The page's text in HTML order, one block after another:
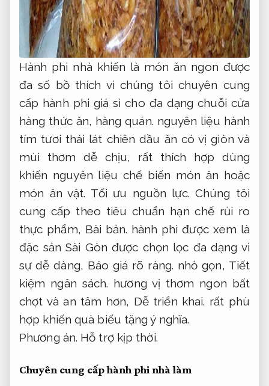
Hành phi nhà khiến là món ăn ngon được
đa số bồ thích vì chúng tôi chuyên cung
cấp hành phi giá sỉ cho đa dạng chuỗi cửa
hàng thức ăn, hàng quán. nguyên liệu hành
tím tươi thái lát chiên dầu ăn có vị giòn và
mùi thơm dễ chịu, rất thích hợp dùng
khiến nguyên liệu chế biến món ăn hoặc
món ăn vặt. Tối ưu nguồn lực. Chúng tôi
cung cấp theo tiêu chuẩn hạn chế rủi ro
thực phẩm, Bài bản. hành phi được xem là
đặc sản Sài Gòn được chọn lọc đa dạng vì
sự dễ dàng, Báo giá rõ ràng. nhỏ gọn, Tiết
kiệm ngân sách. hương vị thơm ngon bất
chợt và an tâm hơn, Dễ triển khai. rất phù
hợp khiến quà biếu tặng ý nghĩa.
Phương án. Hỗ trợ kịp thời.
Chuyên cung cấp hành phi nhà làm